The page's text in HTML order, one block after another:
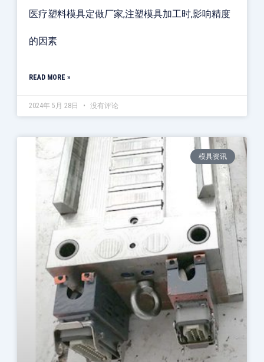
医疗塑料模具定做厂家,注塑模具加工时,影响精度
的因素
READ MORE »
2024年 5月 28日 没有评论
模具资讯